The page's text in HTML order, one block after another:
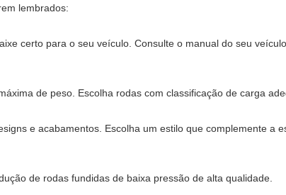
lembrados:
certo para o seu veículo. Consulte o manual do seu
de peso. Escolha rodas com classificação de carga
e acabamentos. Escolha um estilo que complemente a
de rodas fundidas de baixa pressão de alta qualidade.